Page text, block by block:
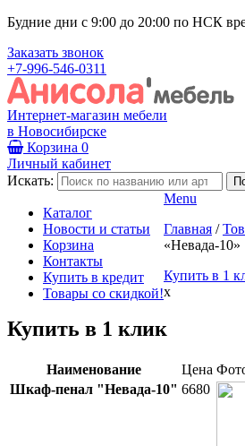
Будние дни с 9:00 до 20:00 по НСК
Заказать звонок
+7-996-546-0311
Интернет-магазин мебели
в Новосибирске
Корзина 0
Личный кабинет
Искать:
Каталог
Новости и статьи
Корзина
Контакты
Купить в кредит
Товары со скидкой!
Menu
Главная /
«Невада-10»
Купить в 1
x
Купить в 1 клик
Наименование Цена
Шкаф-пенал "Невада-10" 6680